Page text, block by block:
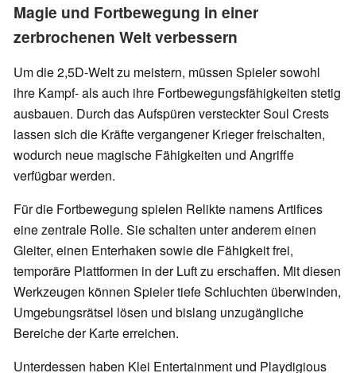
Magie und Fortbewegung in einer
zerbrochenen Welt verbessern
Um die 2,5D-Welt zu meistern, müssen Spieler sowohl
ihre Kampf- als auch ihre Fortbewegungsfähigkeiten stetig
ausbauen. Durch das Aufspüren versteckter Soul Crests
lassen sich die Kräfte vergangener Krieger freischalten,
wodurch neue magische Fähigkeiten und Angriffe
verfügbar werden.
Für die Fortbewegung spielen Relikte namens Artifices
eine zentrale Rolle. Sie schalten unter anderem einen
Gleiter, einen Enterhaken sowie die Fähigkeit frei,
temporäre Plattformen in der Luft zu erschaffen. Mit diesen
Werkzeugen können Spieler tiefe Schluchten überwinden,
Umgebungsrätsel lösen und bislang unzugängliche
Bereiche der Karte erreichen.
Unterdessen haben Klei Entertainment und Playdigious